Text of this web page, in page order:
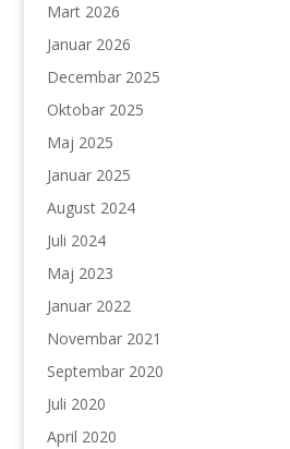
Mart 2026
Januar 2026
Decembar 2025
Oktobar 2025
Maj 2025
Januar 2025
August 2024
Juli 2024
Maj 2023
Januar 2022
Novembar 2021
Septembar 2020
Juli 2020
April 2020